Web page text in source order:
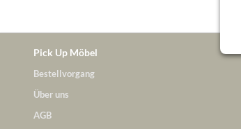
Pick Up Möbel
Bestellvorgang
Über uns
AGB